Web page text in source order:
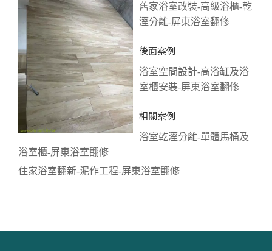
舊家浴室改裝-高級浴櫃-乾
溼分離-屏東浴室翻修
後面案例
浴室空間設計-高浴缸及浴
室櫃安裝-屏東浴室翻修
相關案例
浴室乾溼分離-單體馬桶及
浴室櫃-屏東浴室翻修
住家浴室翻新-泥作工程-屏東浴室翻修